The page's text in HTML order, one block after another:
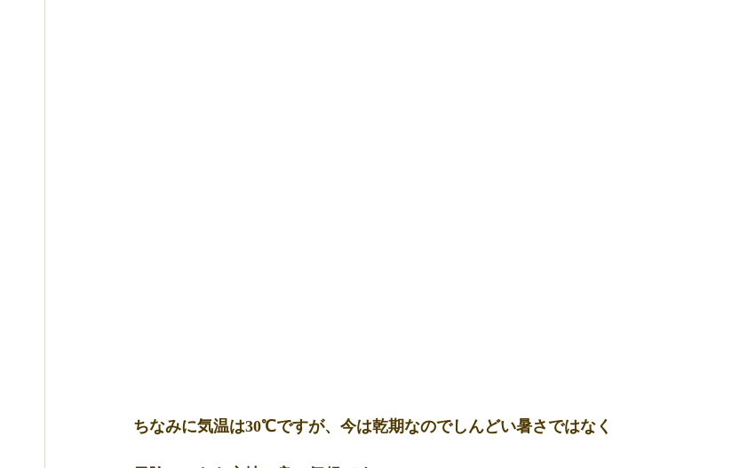
ちなみに気温は30℃ですが、今は乾期なのでしんどい暑さではなく